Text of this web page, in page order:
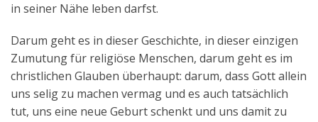
in seiner Nähe leben darfst.
Darum geht es in dieser Geschichte, in dieser einzigen
Zumutung für religiöse Menschen, darum geht es im
christlichen Glauben überhaupt: darum, dass Gott allein
uns selig zu machen vermag und es auch tatsächlich
tut, uns eine neue Geburt schenkt und uns damit zu